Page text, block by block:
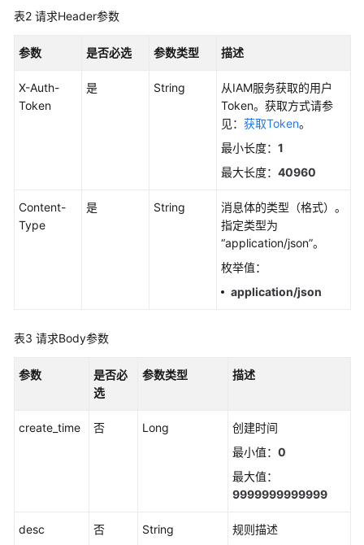
考
SDK
参
考
视
1.0
档
多
表2 请求Header参数
参数 是否必选 参数类型 描述
X-Auth-
Token
是 String
从IAM服务获取的用户
Token。获取方式请参
见： 获取Token。
最小长度： 1
最大长度： 40960
Content-
Type
是 String
消息体的类型（格式）。
指定类型为
“application/json”。
枚举值：
application/json
表3 请求Body参数
参数
是否必
选
参数类型 描述
create_time 否 Long
创建时间
最小值： 0
最大值：
9999999999999
desc 否 String
规则描述